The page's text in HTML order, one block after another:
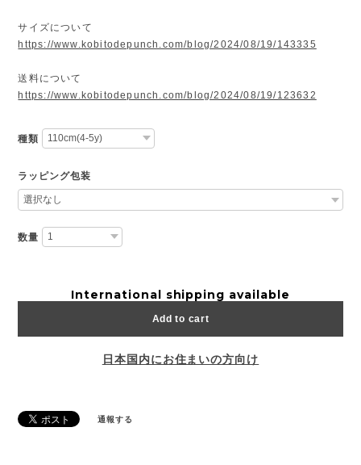
サイズについて
https://www.kobitodepunch.com/blog/2024/08/19/143335
送料について
https://www.kobitodepunch.com/blog/2024/08/19/123632
種類
ラッピング包装
数量
International shipping available
Add to cart
日本国内にお住まいの方向け
通報する